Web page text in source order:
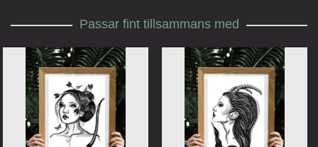
Passar fint tillsammans med